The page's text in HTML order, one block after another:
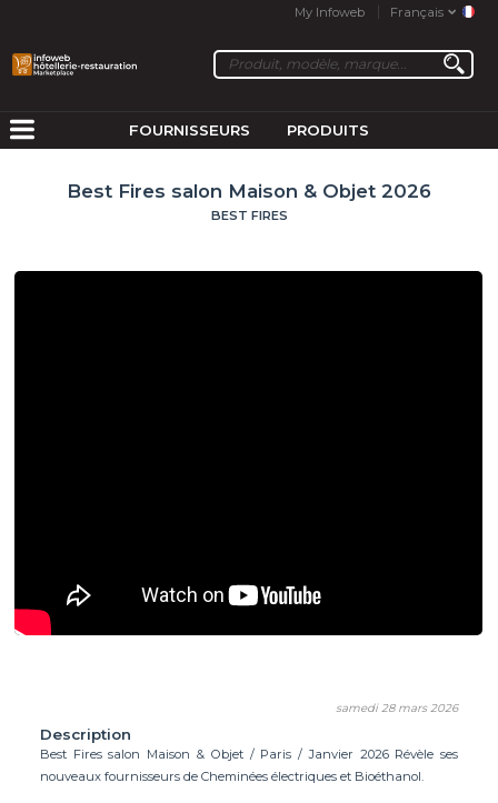
My Infoweb Français
FOURNISSEURS PRODUITS
Best Fires salon Maison & Objet 2026
BEST FIRES
samedi 28 mars 2026
Description
Best Fires salon Maison & Objet / Paris / Janvier 2026 Révèle ses
nouveaux fournisseurs de Cheminées électriques et Bioéthanol.